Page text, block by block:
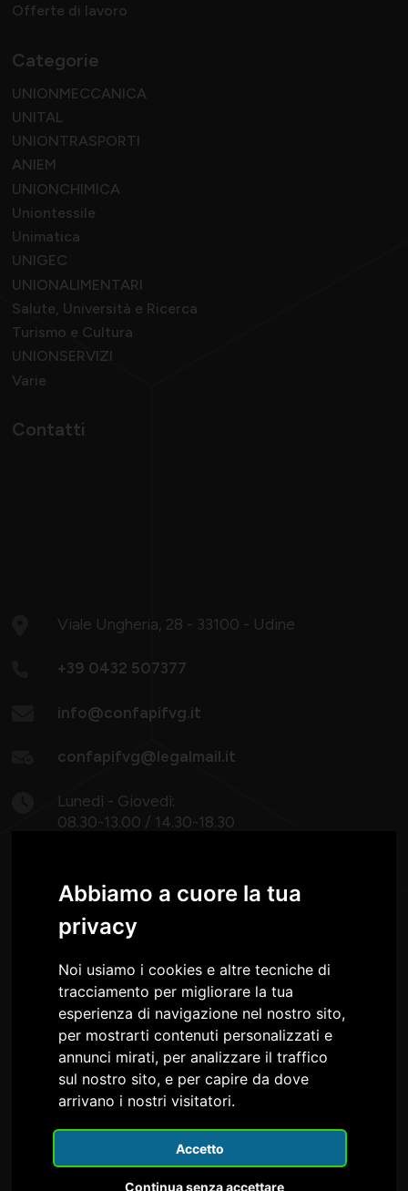
Abbiamo a cuore la tua
privacy
Noi usiamo i cookies e altre tecniche di
tracciamento per migliorare la tua
esperienza di navigazione nel nostro sito,
per mostrarti contenuti personalizzati e
annunci mirati, per analizzare il traffico
sul nostro sito, e per capire da dove
arrivano i nostri visitatori.
Accetto
Continua senza accettare
Offerte di lavoro
Categorie
UNIONMECCANICA
UNITAL
UNIONTRASPORTI
ANIEM
UNIONCHIMICA
Uniontessile
Unimatica
UNIGEC
UNIONALIMENTARI
Salute, Università e Ricerca
Turismo e Cultura
UNIONSERVIZI
Varie
Contatti
Viale Ungheria, 28 - 33100 - Udine
+39 0432 507377
info@confapifvg.it
confapifvg@legalmail.it
Lunedì - Giovedì:
08.30-13.00 / 14.30-18.30
Confapi FVG è nel Consiglio e nella Giunta della